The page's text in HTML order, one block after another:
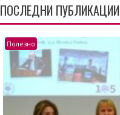
ПОСЛЕДНИ ПУБЛИКАЦИИ
Полезно